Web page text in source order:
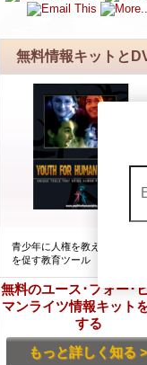
無料情報キットと
青少年に人権を教える興味と参
を促す教育ツール
無料のユース･フォー･
マンライツ情報キット
する
もっと詳しく知る